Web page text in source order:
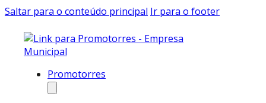
Saltar para o conteúdo principal Ir para o footer
Promotorres